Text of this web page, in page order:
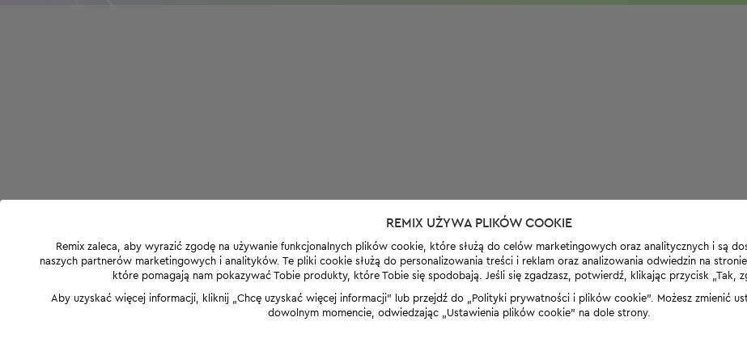
REMIX UŻYWA PLIKÓW COOKIE
Remix zaleca, aby wyrazić zgodę na używanie funkcjonalnych plików cookie, które służą do celów marketingowych oraz analitycznych i są
naszych partnerów marketingowych i analityków. Te pliki cookie służą do personalizowania treści i reklam oraz analizowania odwiedzin na
które pomagają nam pokazywać Tobie produkty, które Tobie się spodobają. Jeśli się zgadzasz, potwierdź, klikając przycisk „Tak,
Aby uzyskać więcej informacji, kliknij „Chcę uzyskać więcej informacji” lub przejdź do „Polityki prywatności i plików cookie”. Możesz zmienić
dowolnym momencie, odwiedzając „Ustawienia plików cookie” na dole strony.